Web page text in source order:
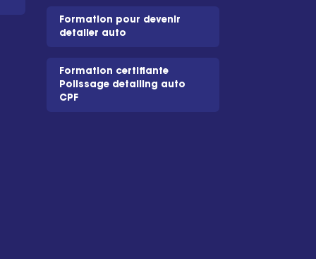
Formation pour devenir
detailer auto
Formation certifiante
Polissage detailing auto
CPF